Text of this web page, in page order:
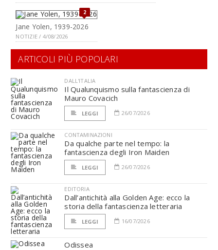
2
Jane Yolen, 1939-2026
NOTIZIE / 4/08/2026
ARTICOLI PIÙ POPOLARI
DALL'ITALIA
Il Qualunquismo sulla fantascienza di
Mauro Covacich
LEGGI 26/07/2026
CONTAMINAZIONI
Da qualche parte nel tempo: la
fantascienza degli Iron Maiden
LEGGI 26/07/2026
EDITORIA
Dall’antichità alla Golden Age: ecco la
storia della fantascienza letteraria
LEGGI 16/07/2026
Odissea